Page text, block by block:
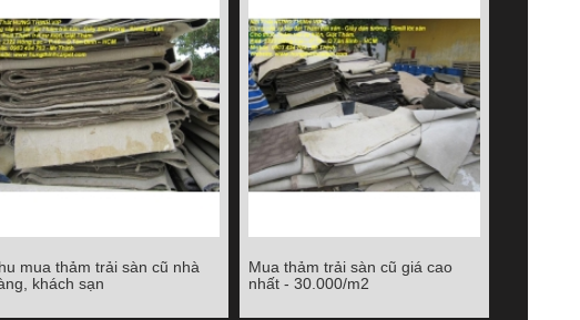
Thu mua thảm trải sàn cũ nhà
mua thảm trải sàn cũ nhà
khách sạn
Mua thảm trải sàn cũ giá cao
Mua thảm trải sàn cũ giá cao
nhất - 30.000/m2